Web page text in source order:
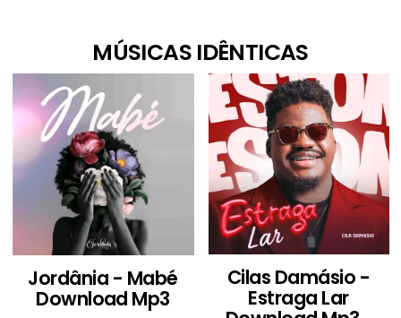
MÚSICAS IDÊNTICAS
Jordânia - Mabé
Download Mp3
Cilas Damásio -
Estraga Lar